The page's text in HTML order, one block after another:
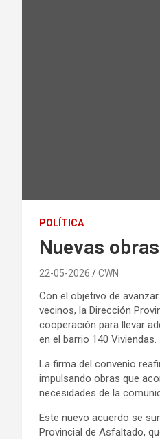
POLÍTICA
Nuevas
22-05-2026 CWN
Con el objetivo de
vecinos, la Dirección
cooperación para llevar
en el barrio 140 Viviendas.
La firma del convenio
impulsando obras que
necesidades de la
Este nuevo acuerdo se
Provincial de Asfaltado,